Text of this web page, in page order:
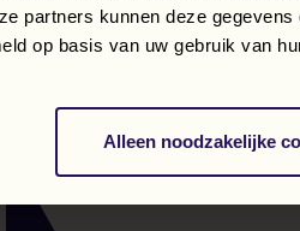
partners kunnen deze
op basis van uw gebruik van
Alleen noodzakelijke